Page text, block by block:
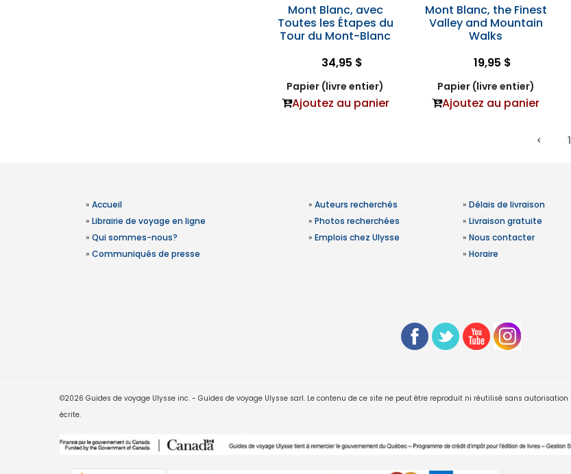
Mont Blanc, avec
Toutes les Étapes du
Tour du Mont-Blanc
34,95 $
Papier (livre entier)
Ajoutez au panier
Mont Blanc, the Finest
Valley and Mountain
Walks
19,95 $
Papier (livre entier)
Ajoutez au panier
1
» Accueil
» Librairie de voyage en ligne
» Qui sommes-nous?
» Communiqués de presse
» Auteurs recherchés
» Photos recherchées
» Emplois chez Ulysse
» Délais de livraison
» Livraison gratuite
» Nous contacter
» Horaire
©2026 Guides de voyage Ulysse inc. - Guides de voyage Ulysse sarl. Le contenu de ce site ne peut être reproduit ni réutilisé sans autorisation
écrite.